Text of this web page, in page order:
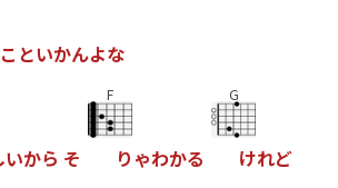
こ といかんよな
いから そ
F
り ゃわかる
G
けれど